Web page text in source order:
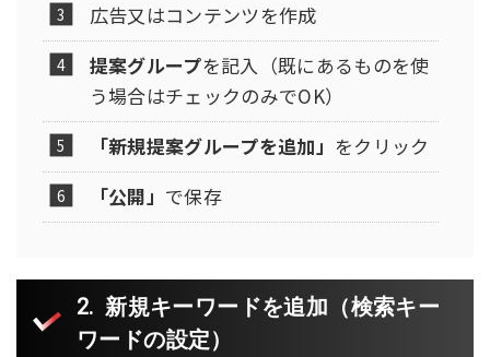
広告又はコンテンツを作成
提案グループを記入（既にあるものを使
う場合はチェックのみでOK）
「新規提案グループを追加」 をクリック
「公開」 で保存
新規キーワードを追加 （検索キー
ワードの設定）